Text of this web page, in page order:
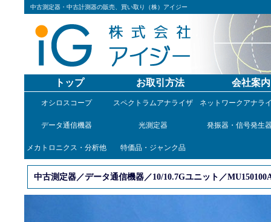
中古測定器・中古計測器の販売、買い取り（株）アイジー
トップ お取引方法 会社案内
オシロスコープ スペクトラムアナライザ ネットワークアナラ
データ通信機器 光測定器 発振器・信号発生
メカトロニクス・分析他 特価品・ジャンク品
中古測定器／データ通信機器／10/10.7Gユニット／